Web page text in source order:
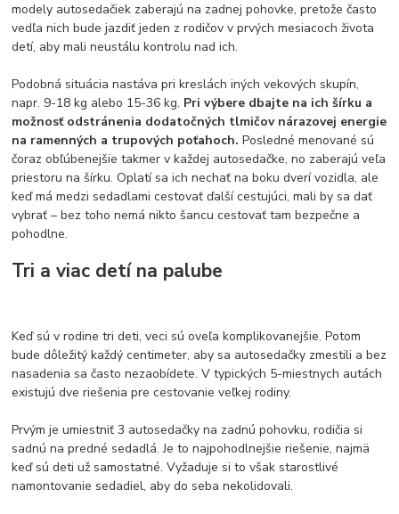
modely autosedačiek zaberajú na zadnej pohovke, pretože často
vedľa nich bude jazdiť jeden z rodičov v prvých mesiacoch života
detí, aby mali neustálu kontrolu nad ich.
Podobná situácia nastáva pri kreslách iných vekových skupín,
napr. 9-18 kg alebo 15-36 kg. Pri výbere dbajte na ich šírku a
možnosť odstránenia dodatočných tlmičov nárazovej energie
na ramenných a trupových poťahoch. Posledné menované sú
čoraz obľúbenejšie takmer v každej autosedačke, no zaberajú veľa
priestoru na šírku. Oplatí sa ich nechať na boku dverí vozidla, ale
keď má medzi sedadlami cestovať ďalší cestujúci, mali by sa dať
vybrať – bez toho nemá nikto šancu cestovať tam bezpečne a
pohodlne.
Tri a viac detí na palube
Keď sú v rodine tri deti, veci sú oveľa komplikovanejšie. Potom
bude dôležitý každý centimeter, aby sa autosedačky zmestili a bez
nasadenia sa často nezaobídete. V typických 5-miestnych autách
existujú dve riešenia pre cestovanie veľkej rodiny.
Prvým je umiestniť 3 autosedačky na zadnú pohovku, rodičia si
sadnú na predné sedadlá. Je to najpohodlnejšie riešenie, najmä
keď sú deti už samostatné. Vyžaduje si to však starostlivé
namontovanie sedadiel, aby do seba nekolidovali.